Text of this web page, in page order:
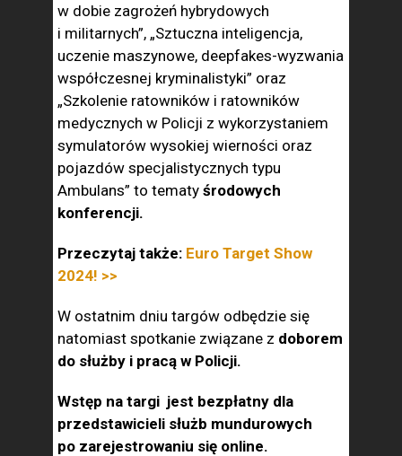
w dobie zagrożeń hybrydowych
i militarnych”, „Sztuczna inteligencja,
uczenie maszynowe, deepfakes-wyzwania
współczesnej kryminalistyki” oraz
„Szkolenie ratowników i ratowników
medycznych w Policji z wykorzystaniem
symulatorów wysokiej wierności oraz
pojazdów specjalistycznych typu
Ambulans” to tematy środowych
konferencji.
Przeczytaj także: Euro Target Show
2024! >>
W ostatnim dniu targów odbędzie się
natomiast spotkanie związane z doborem
do służby i pracą w Policji.
Wstęp na targi jest bezpłatny dla
przedstawicieli służb mundurowych
po zarejestrowaniu się online.